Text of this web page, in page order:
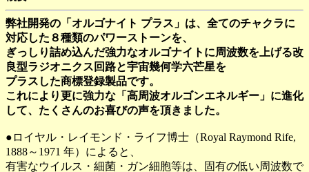
弊社開発の「オルゴナイト プラス」は、全てのチャクラに
対応した８種類のパワーストーンを、
ぎっしり詰め込んだ強力なオルゴナイトに周波数を上げる改
良型ラジオニクス回路と宇宙幾何学六芒星を
プラスした商標登録製品です。
これにより更に強力な「高周波オルゴンエネルギー」に進化
して、たくさんのお喜びの声を頂きました。
●ロイヤル・レイモンド・ライフ博士（Royal Raymond Rife,
1888～1971 年）によると、
有害なウイルス・細菌・ガン細胞等は、固有の低い周波数で